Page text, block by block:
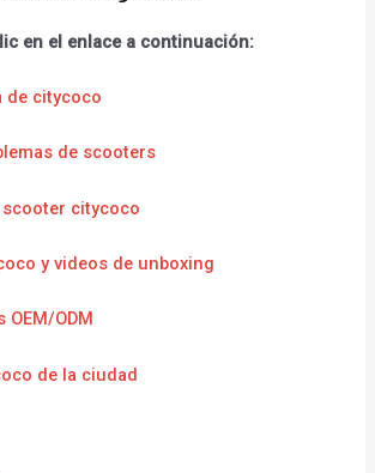
en el enlace a continuación:
de citycoco
de scooters
citycoco
y videos de unboxing
OEM/ODM
de la ciudad